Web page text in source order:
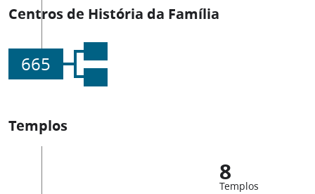
Centros de História da Família
665
Templos
8
Templos